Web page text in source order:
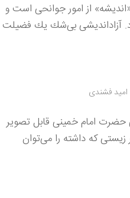
«اندیشه» از امور جوانحی است و
آزاداندیشی بی‌شك یك فضیلت
امید فشندی
حضرت امام خمینی قابل تصویر
زیستی كه داشته را می‌توان